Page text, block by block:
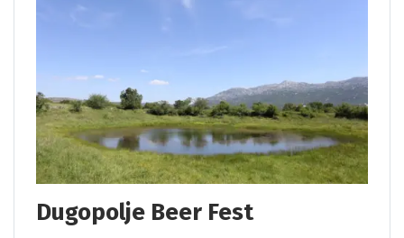
Dugopolje Beer Fest